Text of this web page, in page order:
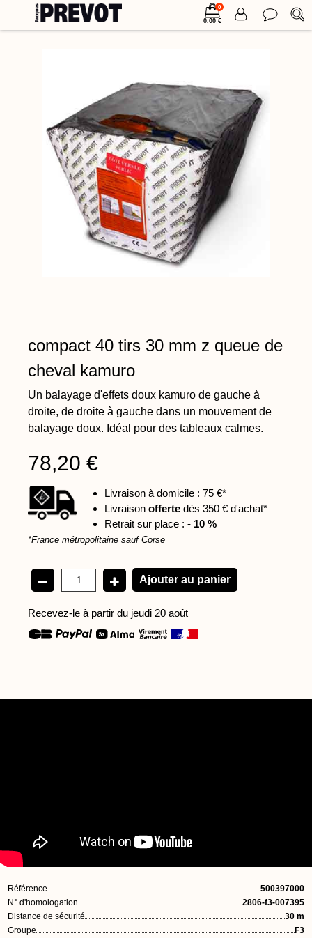
0
0,00 €
compact 40 tirs 30 mm z queue de
cheval kamuro
Un balayage d'effets doux kamuro de gauche à
droite, de droite à gauche dans un mouvement de
balayage doux. Idéal pour des tableaux calmes.
78,20 €
Livraison à domicile : 75 €*
Livraison offerte dès 350 € d'achat*
Retrait sur place : - 10 %
*France métropolitaine sauf Corse
Recevez-le à partir du jeudi 20 août
Référence
500397000
N° d'homologation
2806-f3-007395
Distance de sécurité
30 m
Groupe
F3